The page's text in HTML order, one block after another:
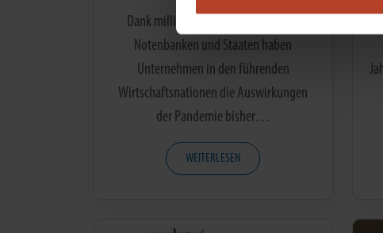
Dank milliardenschwerer Hilfen von
Notenbanken und Staaten haben
Unternehmen in den führenden
Wirtschaftsnationen die Auswirkungen
der Pandemie bisher…
WEITERLESEN